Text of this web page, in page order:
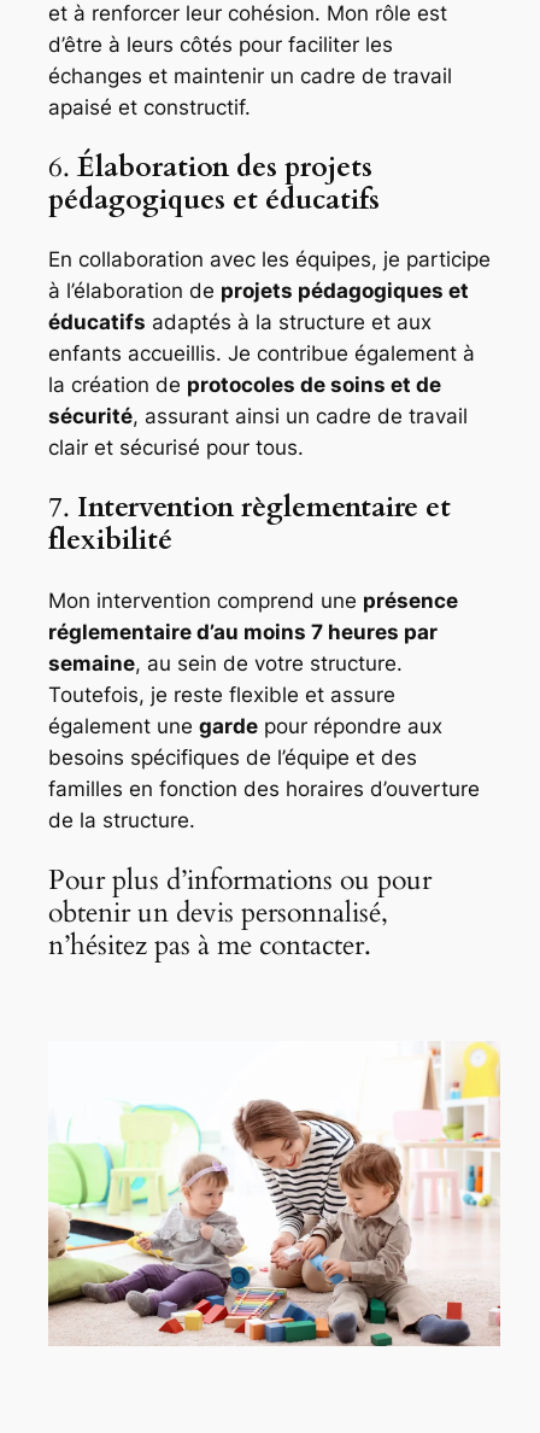
et à renforcer leur cohésion. Mon rôle est
d’être à leurs côtés pour faciliter les
échanges et maintenir un cadre de travail
apaisé et constructif.
6.Élaboration des projets
pédagogiques et éducatifs
En collaboration avec les équipes, je participe
à l’élaboration de projets pédagogiques et
éducatifs adaptés à la structure et aux
enfants accueillis. Je contribue également à
la création de protocoles de soins et de
sécurité, assurant ainsi un cadre de travail
clair et sécurisé pour tous.
7. Intervention règlementaire et
flexibilité
Mon intervention comprend une présence
réglementaire d’au moins 7 heures par
semaine, au sein de votre structure.
Toutefois, je reste flexible et assure
également une garde pour répondre aux
besoins spécifiques de l’équipe et des
familles en fonction des horaires d’ouverture
de la structure.
Pour plus d’informations ou pour
obtenir un devis personnalisé,
n’hésitez pas à me contacter.